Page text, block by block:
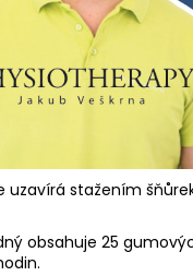
stažením
obsahuje 25